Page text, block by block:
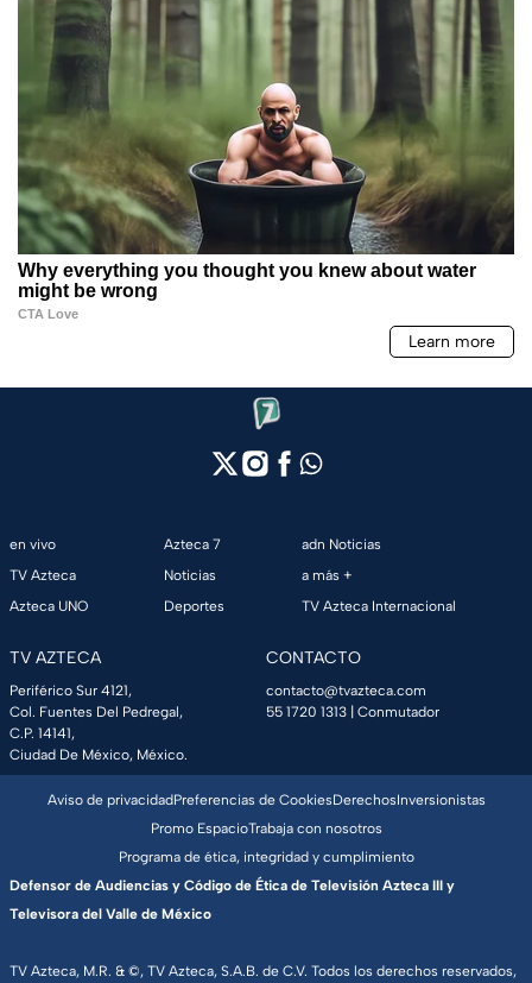
en vivo
TV Azteca
Azteca UNO
Azteca 7
Noticias
Deportes
adn Noticias
a más +
TV Azteca Internacional
TV AZTECA
Periférico Sur 4121,
Col. Fuentes Del Pedregal,
C.P. 14141,
Ciudad De México, México.
CONTACTO
contacto@tvazteca.com
55 1720 1313 | Conmutador
TV Azteca, M.R. & ©, TV Azteca, S.A.B. de C.V. Todos los derechos reservados,
Aviso de privacidadPreferencias de CookiesDerechosInversionistas
Promo EspacioTrabaja con nosotros
Programa de ética, integridad y cumplimiento
Defensor de Audiencias y Código de Ética de Televisión Azteca III y
Televisora del Valle de México